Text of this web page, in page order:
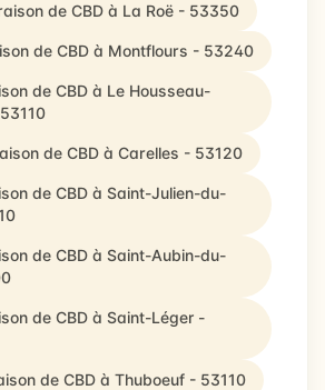
de CBD à La Roë - 53350
de CBD à Montflours - 53240
de CBD à Le Housseau-
de CBD à Carelles - 53120
de CBD à Saint-Julien-du-
de CBD à Saint-Aubin-du-
de CBD à Saint-Léger -
de CBD à Thuboeuf - 53110